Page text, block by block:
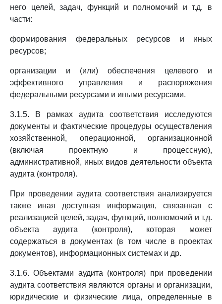
него целей, задач, функций и полномочий и т.д. в
части:
формирования федеральных ресурсов и иных
ресурсов;
организации и (или) обеспечения целевого и
эффективного управления и распоряжения
федеральными ресурсами и иными ресурсами.
3.1.5. В рамках аудита соответствия исследуются
документы и фактические процедуры осуществления
хозяйственной, операционной, организационной
(включая проектную и процессную),
административной, иных видов деятельности объекта
аудита (контроля).
При проведении аудита соответствия анализируется
также иная доступная информация, связанная с
реализацией целей, задач, функций, полномочий и т.д.
объекта аудита (контроля), которая может
содержаться в документах (в том числе в проектах
документов), информационных системах и др.
3.1.6. Объектами аудита (контроля) при проведении
аудита соответствия являются органы и организации,
юридические и физические лица, определенные в